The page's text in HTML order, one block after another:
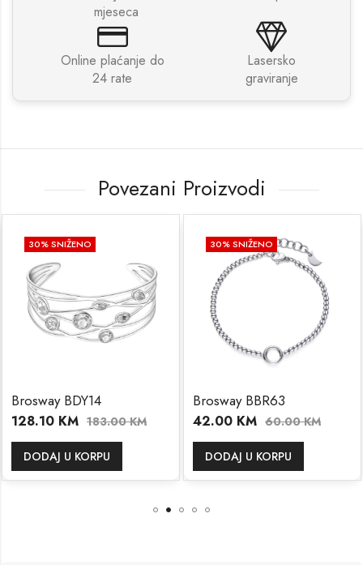
mjeseca
Online plaćanje do
24 rate
Lasersko
graviranje
Povezani Proizvodi
% SNIŽENO
BDY14
KM 183.00KM
U KORPU
% SNIŽENO
Brosway BBR63
42.00KM 60.00KM
DODAJ U KORPU